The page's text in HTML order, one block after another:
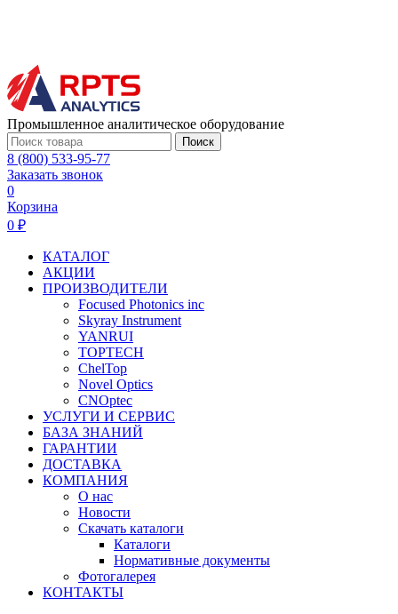
Промышленное аналитическое оборудование
Поиск
8 (800) 533-95-77
Заказать звонок
0
Корзина
0 ₽
КАТАЛОГ
АКЦИИ
ПРОИЗВОДИТЕЛИ
Focused Photonics inc
Skyray Instrument
YANRUI
TOPTECH
ChelTop
Novel Optics
CNOptec
УСЛУГИ И СЕРВИС
БАЗА ЗНАНИЙ
ГАРАНТИИ
ДОСТАВКА
КОМПАНИЯ
О нас
Новости
Скачать каталоги
Каталоги
Нормативные документы
Фотогалерея
КОНТАКТЫ